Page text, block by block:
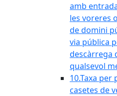
amb
les voreres
de domini
via pública
descàrrega
qualsevol
10.Taxa per
casetes de